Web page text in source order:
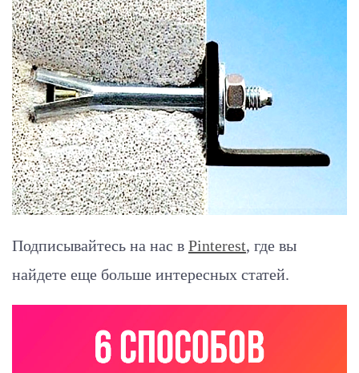
Подписывайтесь на нас в Pinterest, где вы
найдете еще больше интересных статей.